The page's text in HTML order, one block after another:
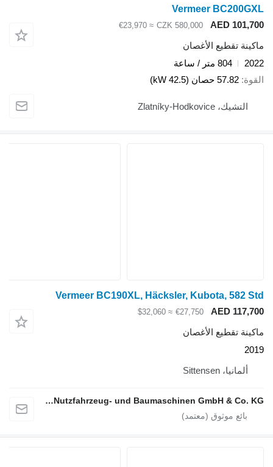
Vermeer
AED
CZK 580,000
≈ €23,970
تقطيع الأغصان
804 متر / ساعة
57.82 حصان (42.5 kW)
التشيك، Zlatníky-Hodkovice
Vermeer BC190XL, Häcksler, Kubota, 582
AED
€27,750
≈ $32,060
تقطيع الأغصان
ألمانيا، Sittensen
alga Nutzfahrzeug- und Baumaschinen GmbH & Co. KG